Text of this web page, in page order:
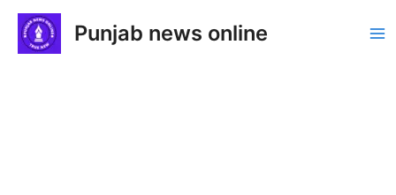
Skip
content
Punjab news online